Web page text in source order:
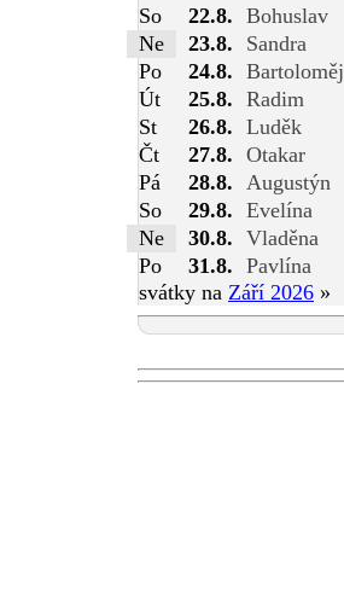
So
22.8. Bohuslav
Ne
23.8.
Sandra
Po
24.8. Bartoloměj
Út
25.8. Radim
St
26.8. Luděk
Čt
27.8. Otakar
Pá
28.8. Augustýn
So
29.8. Evelína
Ne
30.8. Vladěna
Po
31.8. Pavlína
svátky na Září 2026 »